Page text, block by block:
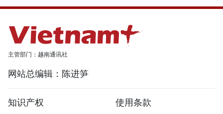
主管部门：越南通讯社
网站总编辑：陈进笋
知识产权
使用条款